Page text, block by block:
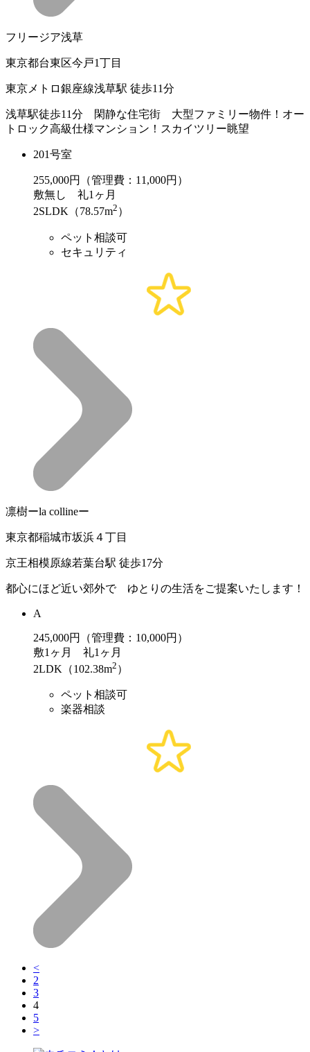
フリージア浅草
東京都台東区今戸1丁目
東京メトロ銀座線浅草駅 徒歩11分
浅草駅徒歩11分 閑静な住宅街 大型ファミリー物件！オー
トロック高級仕様マンション！スカイツリー眺望
201号室
255,000円（管理費：11,000円）
敷無し 礼1ヶ月
2SLDK（78.57m2 ）
ペット相談可
セキュリティ
凛樹ーla collineー
東京都稲城市坂浜４丁目
京王相模原線若葉台駅 徒歩17分
都心にほど近い郊外で ゆとりの生活をご提案いたします！
A
245,000円（管理費：10,000円）
敷1ヶ月 礼1ヶ月
2LDK（102.38m2 ）
ペット相談可
楽器相談
<
2
3
4
5
>